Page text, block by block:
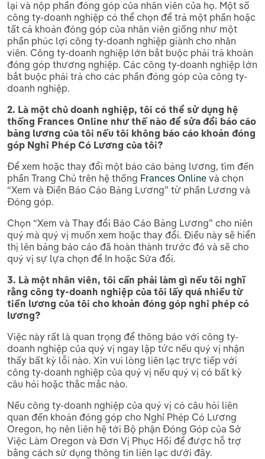
lại và nộp phần đóng góp của nhân viên của họ. Một số
công ty-doanh nghiệp có thể chọn để trả một phần hoặc
tất cả khoản đóng góp của nhân viên giống như một
phần phúc lợi công ty-doanh nghiệp giành cho nhân
viên. Công ty-doanh nghiệp lớn bắt buộc phải trả khoàn
đóng góp thương nghiệp. Các công ty-doanh nghiệp lớn
bắt buộc phải trả cho các phần đóng góp của công ty-
doanh nghiệp.
2. Là một chủ doanh nghiệp, tôi có thể sử dụng hệ
thống Frances Online như thế nào để sửa đổi báo cáo
bảng lương của tôi nếu tôi không báo cáo khoản đóng
góp Nghỉ Phép Có Lương của tôi?
Để xem hoặc thay đổi một báo cáo bảng lương, tìm đến
phần Trang Chủ trên hệ thống Frances Online và chọn
“Xem và Điền Báo Cáo Bảng Lương” từ phần Lương và
Đóng góp.
Chọn “Xem và Thay đổi Báo Cáo Bảng Lương” cho niên
quý mà quý vị muốn xem hoặc thay đổi. Điều này sẽ hiển
thị lên bảng báo cáo đã hoàn thành trước đó và sẽ cho
quý vị sự lựa chọn để In hoặc Sửa đổi.
3. Là một nhân viên, tôi cần phải làm gì nếu tôi nghĩ
rằng công ty-doanh nghiệp của tôi lấy quá nhiều từ
tiền lương của tôi cho khoản đóng góp nghỉ phép có
lương?
Việc này rất là quan trọng để thông báo với công ty-
doanh nghiệp của quý vị ngay lập tức nếu quý vị nhận
thấy bất kỳ lỗi nào. Xin vui lòng liên lạc trực tiếp với
công ty-doanh nghiệp của quý vị nếu quý vị có bất kỳ
câu hỏi hoặc thắc mắc nào.
Nếu công ty-doanh nghiệp của quý vị có câu hỏi liên
quan đến khoản đóng góp cho Nghỉ Phép Có Lương
Oregon, họ nên liên hệ tới Bộ phận Đóng Góp của Sở
Việc Làm Oregon và Đơn Vị Phục Hồi để được hỗ trợ
bằng cách sử dụng thông tin liên lạc dưới đây.